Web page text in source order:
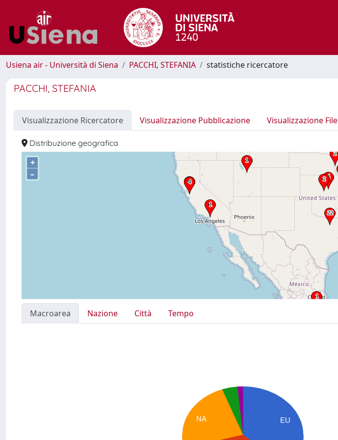
Usiena air - Università di Siena PACCHI, STEFANIA statistiche ricercatore
PACCHI, STEFANIA
Visualizzazione Ricercatore Visualizzazione Pubblicazione Visualizzazione File
Distribuzione geografica
+
–
Macroarea Nazione Città
Tempo
EU
NA